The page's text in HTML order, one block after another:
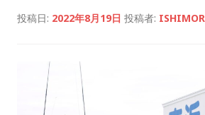
投稿日: 2022年8月19日 投稿者: